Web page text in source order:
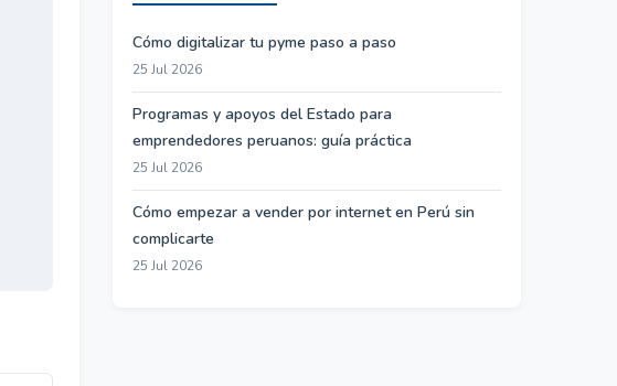
Cómo digitalizar tu pyme paso a paso
25 Jul 2026
Programas y apoyos del Estado para
emprendedores peruanos: guía práctica
25 Jul 2026
Cómo empezar a vender por internet en Perú sin
complicarte
25 Jul 2026